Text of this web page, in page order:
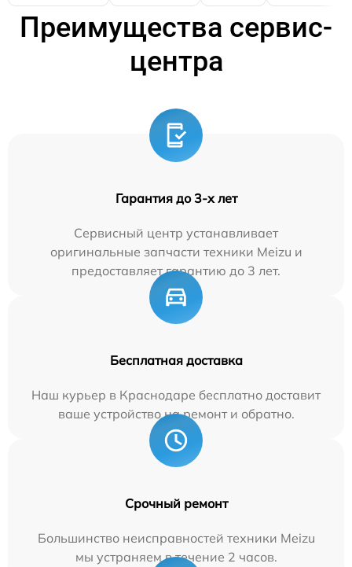
Преимущества сервис-
центра
Гарантия до 3-х лет
Сервисный центр устанавливает
оригинальные запчасти техники Meizu и
предоставляет гарантию до 3 лет.
Бесплатная доставка
Наш курьер в Краснодаре бесплатно доставит
ваше устройство на ремонт и обратно.
Срочный ремонт
Большинство неисправностей техники Meizu
мы устраняем в течение 2 часов.